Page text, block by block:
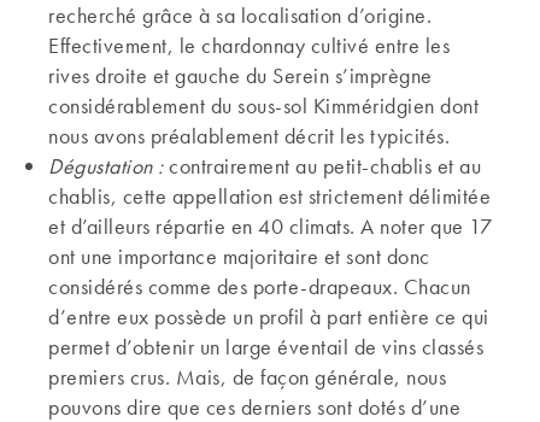
recherché grâce à sa localisation d’origine.
Effectivement, le chardonnay cultivé entre les
rives droite et gauche du Serein s’imprègne
considérablement du sous-sol Kimméridgien dont
nous avons préalablement décrit les typicités.
Dégustation :contrairement au petit-chablis et au
chablis, cette appellation est strictement délimitée
et d’ailleurs répartie en 40 climats. A noter que 17
ont une importance majoritaire et sont donc
considérés comme des porte-drapeaux. Chacun
d’entre eux possède un profil à part entière ce qui
permet d’obtenir un large éventail de vins classés
premiers crus. Mais, de façon générale, nous
pouvons dire que ces derniers sont dotés d’une